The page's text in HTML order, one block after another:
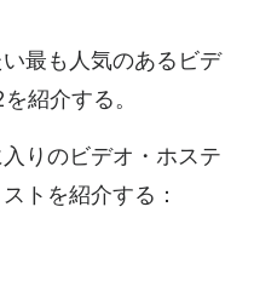
最も人気のある ビデ
を紹介する。
りのビデオ・ホステ
ストを紹介する：